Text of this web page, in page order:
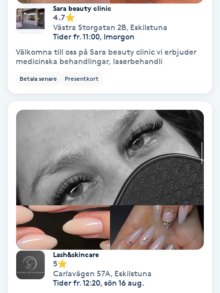
Gravidyoga
Gruppträning
Gua Sha-massage
Herrklippning
HIFU
Hollywood Peel
Hot Stone Massage
Sara beauty clinic
4.7
Västra Storgatan 2B, Eskilstuna
Tider fr. 11:00, Imorgon
Välkomna till oss på Sara beauty clinic vi erbjuder
medicinska behandlingar, laserbehandli
Betala senare Presentkort
Lash&skincare
5
Carlavägen 57A, Eskilstuna
Tider fr. 12:20, sön 16 aug.